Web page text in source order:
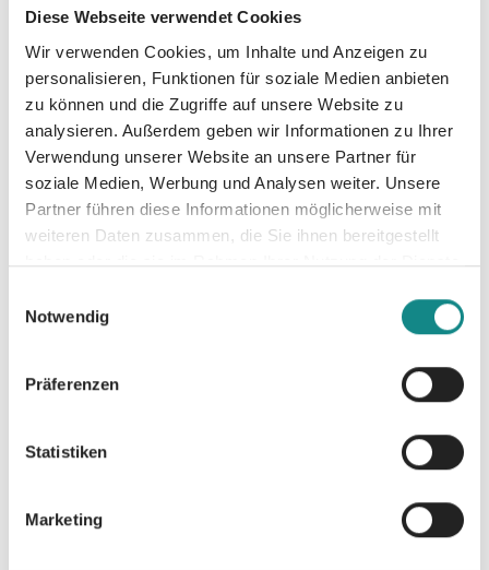
Diese Webseite verwendet Cookies
Wir verwenden Cookies, um Inhalte und Anzeigen zu
personalisieren, Funktionen für soziale Medien anbieten
zu können und die Zugriffe auf unsere Website zu
analysieren. Außerdem geben wir Informationen zu Ihrer
Verwendung unserer Website an unsere Partner für
soziale Medien, Werbung und Analysen weiter. Unsere
Partner führen diese Informationen möglicherweise mit
weiteren Daten zusammen, die Sie ihnen bereitgestellt
haben oder die sie im Rahmen Ihrer Nutzung der Dienste
Notwendig
Präferenzen
Statistiken
Marketing
Frauenwahlrecht, trifft. Auch Emma ist mit
London gezogen. Als sie Lucy wiedersieht,
muss Emma sich entscheiden: Findet sie den
Mut, die Wahrheit einzugestehen und ein
eigenes Leben zu beginnen? Ein packender
Roman um zwei Frauen aus
unterschiedlichen Welten, deren Schicksal
miteinander verwoben ist – vor dem
Hintergrund der dramatischen Kämpfe um